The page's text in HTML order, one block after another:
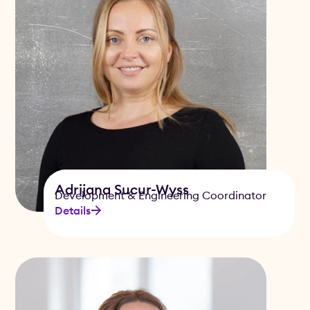
Adrijana Sucur-Wyss
Development & Engineering Coordinator
Details